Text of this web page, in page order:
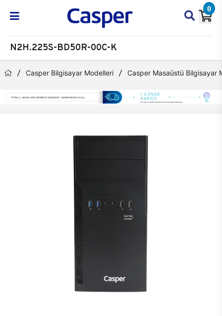
0
N2H.225S-BD50R-00C-K
Casper Bilgisayar Modelleri Casper Masaüstü Bilgisayar